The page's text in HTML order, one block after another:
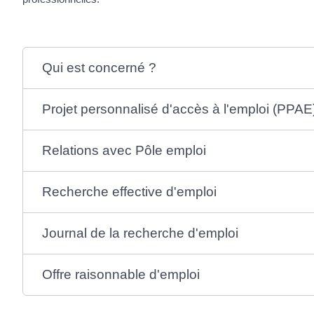
Qui est concerné ?
Projet personnalisé d'accès à l'emploi
Relations avec Pôle emploi
Recherche effective d'emploi
Journal de la recherche d'emploi
Offre raisonnable d'emploi